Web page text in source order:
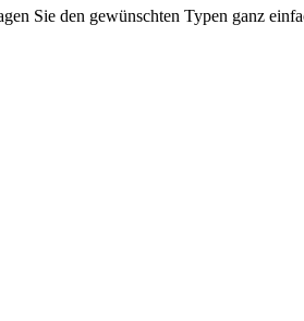
Sie den gewünschten Typen ganz